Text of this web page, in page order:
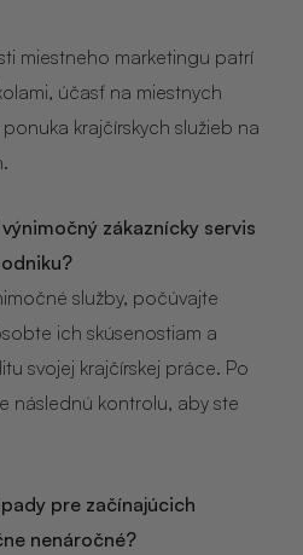
miestneho marketingu patrí
účasť na miestnych
krajčírskych služieb na
zákaznícky servis
služby, počúvajte
ich skúsenostiam a
svojej krajčírskej práce. Po
následnú kontrolu, aby ste
pre začínajúcich
nenáročné?